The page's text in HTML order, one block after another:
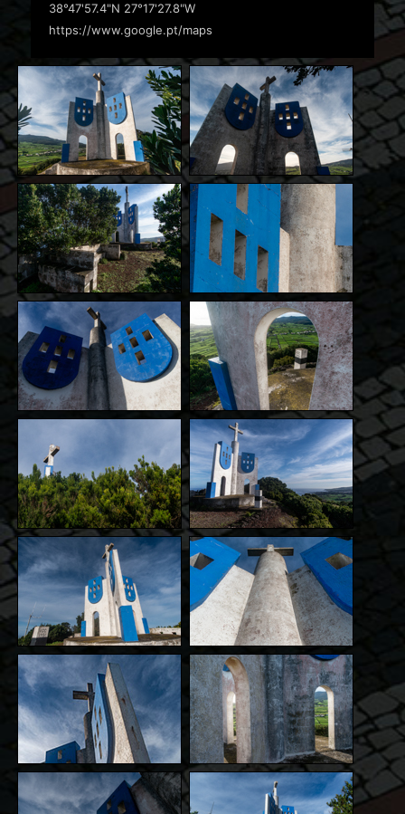
38°47'57.4"N 27°17'27.8"W
https://www.google.pt/maps